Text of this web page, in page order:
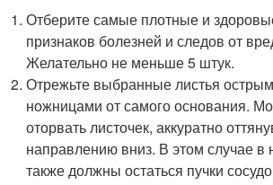
Отберите самые плотные и
признаков болезней и следов от
Желательно не меньше 5 штук.
Отрежьте выбранные листья
ножницами от самого основания.
оторвать листочек, аккуратно
направлению вниз. В этом случае в
также должны остаться пучки